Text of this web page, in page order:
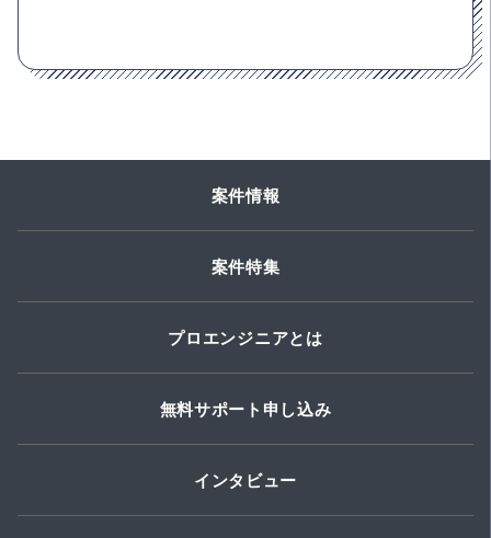
案件情報
案件特集
プロエンジニアとは
無料サポート申し込み
インタビュー